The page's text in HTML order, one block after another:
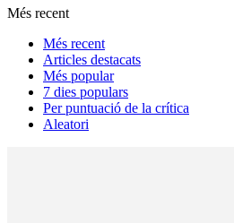
Més recent
Més recent
Articles destacats
Més popular
7 dies populars
Per puntuació de la crítica
Aleatori